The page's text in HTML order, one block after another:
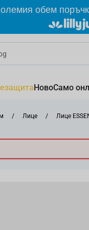
обем
НовоСамо
/ Лице / Лице